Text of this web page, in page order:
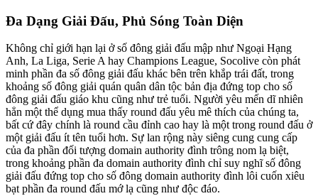
Đa Dạng Giải Đấu, Phủ Sóng Toàn Diện
Không chỉ giới hạn lại ở số đông giải đấu mập như Ngoại Hạng
Anh, La Liga, Serie A hay Champions League, Socolive còn phát
minh phần đa số đông giải đấu khác bên trên khắp trái đất, trong
khoảng số đông giải quán quân dân tộc bản địa đứng top cho số
đông giải đấu giáo khu cũng như trẻ tuổi. Người yêu mến dĩ nhiên
hẳn một thể dụng mua thấy round đấu yêu mê thích của chúng ta,
bất cứ đây chính là round cầu đỉnh cao hay là một trong round đấu ở
một giải đấu ít tên tuổi hơn. Sự lan rộng này siêng cung cung cấp
của đa phần đối tượng domain authority đình trông nom lạ biệt,
trong khoảng phần đa domain authority đình chỉ suy nghĩ số đông
giải đấu đứng top cho số đông domain authority đình lôi cuốn xiêu
bạt phần đa round đấu mớ lạ cũng như độc đáo.